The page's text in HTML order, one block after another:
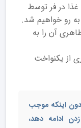
در فر توسط
رو خواهیم شد.
آن را به
از یکنواخت
جرقه زن 90 ثانیه بدون اینکه موجب
ادامه دهد،